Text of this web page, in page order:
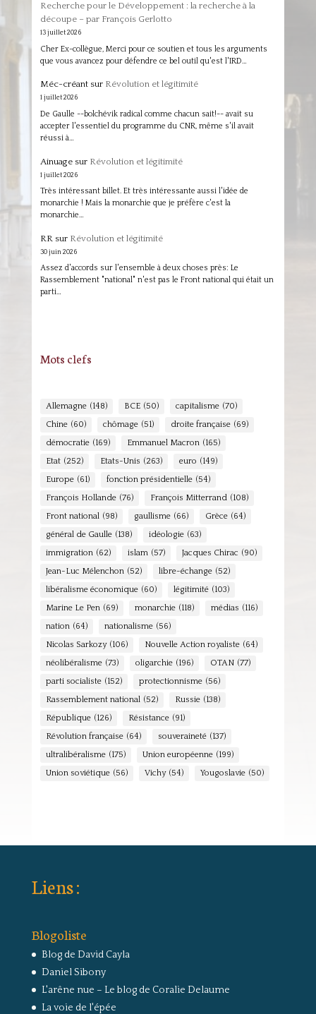
Recherche pour le Développement : la recherche à la
découpe – par François Gerlotto
13 juillet 2026
Cher Ex-collègue, Merci pour ce soutien et tous les arguments
que vous avancez pour défendre ce bel outil qu'est l'IRD…
Méc-créantsur Révolution et légitimité
1 juillet 2026
De Gaulle --bolchévik radical comme chacun sait!-- avait su
accepter l'essentiel du programme du CNR, même s'il avait
réussi à…
Ainuagesur Révolution et légitimité
1 juillet 2026
Très intéressant billet. Et très intéressante aussi l'idée de
monarchie ! Mais la monarchie que je préfère c'est la
monarchie…
RR sur Révolution et légitimité
30 juin 2026
Assez d'accords sur l'ensemble à deux choses près: Le
Rassemblement "national" n'est pas le Front national qui était un
parti…
Mots clefs
Allemagne (148) BCE (50) capitalisme (70)
Chine (60) chômage (51) droite française (69)
démocratie (169) Emmanuel Macron (165)
Etat (252) Etats-Unis (263) euro (149)
Europe (61) fonction présidentielle (54)
François Hollande (76) François Mitterrand (108)
Front national (98) gaullisme (66) Grèce (64)
général de Gaulle (138) idéologie (63)
immigration (62) islam (57) Jacques Chirac (90)
Jean-Luc Mélenchon (52) libre-échange (52)
libéralisme économique (60) légitimité (103)
Marine Le Pen (69) monarchie (118) médias (116)
nation (64) nationalisme (56)
Nicolas Sarkozy (106) Nouvelle Action royaliste (64)
néolibéralisme (73) oligarchie (196) OTAN (77)
parti socialiste (152) protectionnisme (56)
Rassemblement national (52) Russie (138)
République (126) Résistance (91)
Révolution française (64) souveraineté (137)
ultralibéralisme (175) Union européenne (199)
Union soviétique (56) Vichy (54) Yougoslavie (50)
Liens :
Blogoliste
Blog de David Cayla
Daniel Sibony
L'arêne nue – Le blog de Coralie Delaume
La voie de l'épée